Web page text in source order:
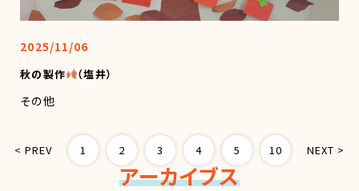
2025/11/06
秋の製作 （塩井）
その他
< PREV 1 2 3 4 5 10 NEXT >
アーカイブス